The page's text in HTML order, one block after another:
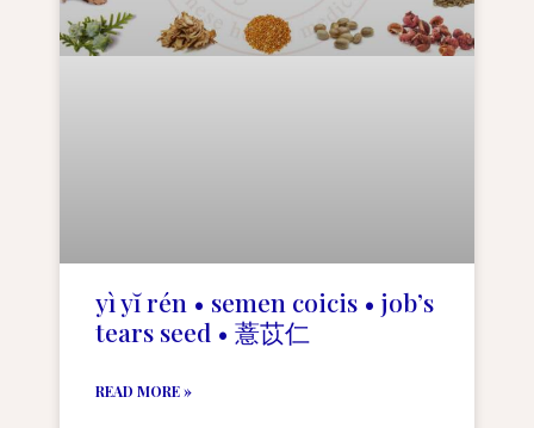
yì yĭ rén • semen coicis • job’s
tears seed • 薏苡仁
READ MORE »